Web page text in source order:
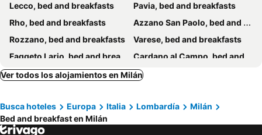
Lecco, bed and breakfasts
Pavia, bed and breakfasts
Rho, bed and breakfasts
Azzano San Paolo, bed and breakfasts
Rozzano, bed and breakfasts
Varese, bed and breakfasts
Faggeto Lario, bed and breakfasts
Cardano al Campo, bed and breakfasts
Saronno, bed and breakfasts
Castano Primo, bed and breakfasts
Busto Arsizio, bed and breakfasts
Ferno, bed and breakfasts
Albavilla, bed and breakfasts
Tavernerio, bed and breakfasts
Ver todos los alojamientos en Milán
Busca hoteles Europa Italia Lombardía
Milán
Bed and breakfast en Milán